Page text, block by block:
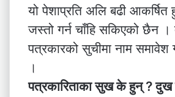
यो पेशाप्रति अलि बढी
जस्तो गर्न चाँहि सकिएको छैन ।
पत्रकारको सुचीमा नाम समावेश
।
पत्रकारिताका सुख के हुन् ?